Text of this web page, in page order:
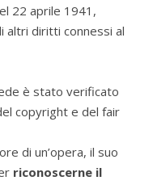
22 aprile 1941,
altri diritti connessi al
è stato verificato
copyright e del fair
di un’opera, il suo
riconoscerne il